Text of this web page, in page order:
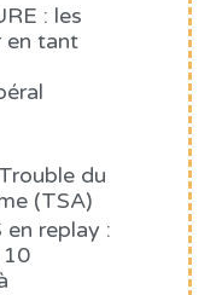
: les
en tant
du
(TSA)
en replay :
10